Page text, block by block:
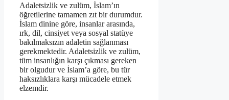
Adaletsizlik ve zulüm, İslam’ın
öğretilerine tamamen zıt bir durumdur.
İslam dinine göre, insanlar arasında,
ırk, dil, cinsiyet veya sosyal statüye
bakılmaksızın adaletin sağlanması
gerekmektedir. Adaletsizlik ve zulüm,
tüm insanlığın karşı çıkması gereken
bir olgudur ve İslam’a göre, bu tür
haksızlıklara karşı mücadele etmek
elzemdir.